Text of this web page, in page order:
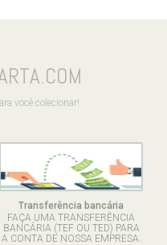
você colecionar!
Transferência bancária
FAÇA UMA TRANSFERÊNCIA
BANCÁRIA (TEF OU TED) PARA
A CONTA DE NOSSA EMPRESA.